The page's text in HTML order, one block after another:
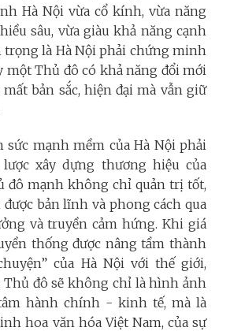
Hà Nội vừa cổ kính, vừa năng
sâu, vừa giàu khả năng cạnh
trọng là Hà Nội phải chứng minh
một Thủ đô có khả năng đổi mới
bản sắc, hiện đại mà vẫn giữ
sức mạnh mềm của Hà Nội phải
xây dựng thương hiệu của
đô mạnh không chỉ quản trị tốt,
bản lĩnh và phong cách qua
và truyền cảm hứng. Khi giá
thống được nâng tầm thành
của Hà Nội với thế giới,
Thủ đô sẽ không chỉ là hình ảnh
hành chính - kinh tế, mà là
hoa văn hóa Việt Nam, của sự